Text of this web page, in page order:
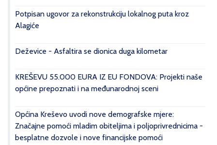
Potpisan ugovor za rekonstrukciju lokalnog puta kroz
Alagiće
Deževice - Asfaltira se dionica duga kilometar
KREŠEVU 55.000 EURA IZ EU FONDOVA: Projekti naše
općine prepoznati i na međunarodnoj sceni
Općina Kreševo uvodi nove demografske mjere:
Značajne pomoći mladim obiteljima i poljoprivrednicima -
besplatne dozvole i nove financijske pomoći